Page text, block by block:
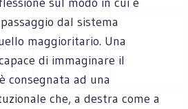
dal sistema
maggioritario. Una
di immaginare il
consegnata ad una
che, a destra come a